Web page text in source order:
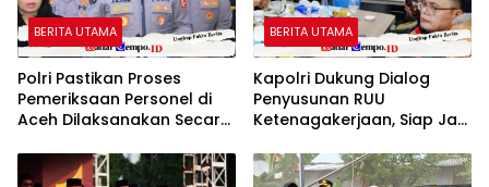
BERITA UTAMA
Polri Pastikan Proses
Pemeriksaan Personel di
Aceh Dilaksanakan Secara
Transparan
BERITA UTAMA
Kapolri Dukung Dialog
Penyusunan RUU
Ketenagakerjaan, Siap Jadi